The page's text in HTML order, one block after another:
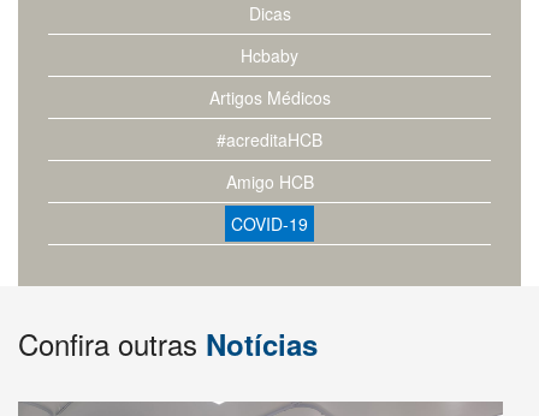
Dicas
Hcbaby
Artigos Médicos
#acreditaHCB
Amigo HCB
COVID-19
Confira outras Notícias